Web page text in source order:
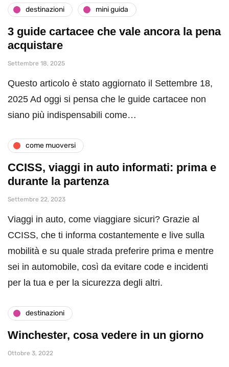
destinazioni mini guida
3 guide cartacee che vale ancora la pena
acquistare
Settembre 18, 2025
Questo articolo è stato aggiornato il Settembre 18,
2025 Ad oggi si pensa che le guide cartacee non
siano più indispensabili come…
come muoversi
CCISS, viaggi in auto informati: prima e
durante la partenza
Settembre 22, 2023
Viaggi in auto, come viaggiare sicuri? Grazie al
CCISS, che ti informa costantemente e live sulla
mobilità e su quale strada preferire prima e mentre
sei in automobile, così da evitare code e incidenti
per la tua e per la sicurezza degli altri.
destinazioni
Winchester, cosa vedere in un giorno
Ottobre 3, 2022